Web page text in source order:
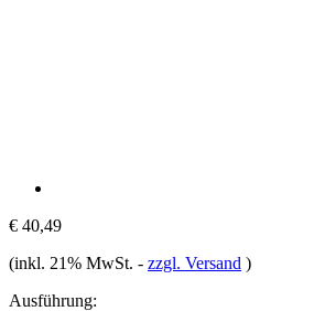
€ 40,49
(inkl. 21% MwSt. - zzgl. Versand )
Ausführung: